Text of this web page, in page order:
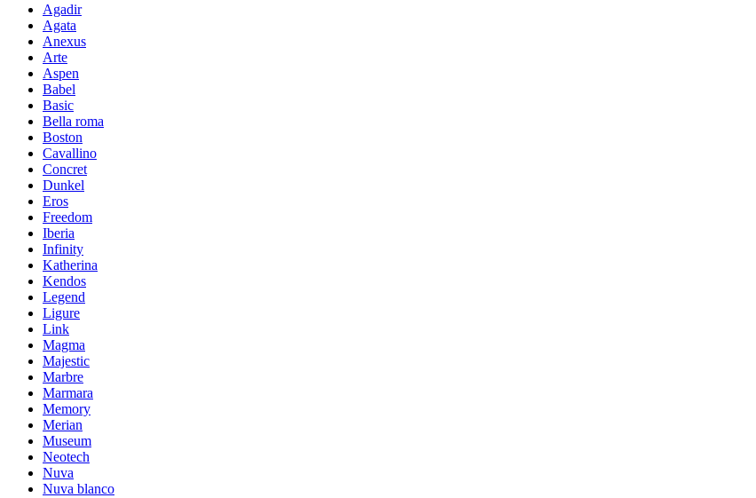
Agadir
Agata
Anexus
Arte
Aspen
Babel
Basic
Bella roma
Boston
Cavallino
Concret
Dunkel
Eros
Freedom
Iberia
Infinity
Katherina
Kendos
Legend
Ligure
Link
Magma
Majestic
Marbre
Marmara
Memory
Merian
Museum
Neotech
Nuva
Nuva blanco